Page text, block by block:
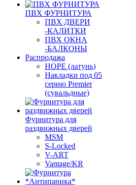
ПВХ ФУРНИТУРА
ПВХ ДВЕРИ
-КАЛИТКИ
ПВХ ОКНА
-БАЛКОНЫ
Распродажа
HOPE (латунь)
Накладки под 05
серию Premier
(сувальдные)
Фурнитура для
раздвижных дверей
MSM
S-Locked
V-ART
Vantage/KR